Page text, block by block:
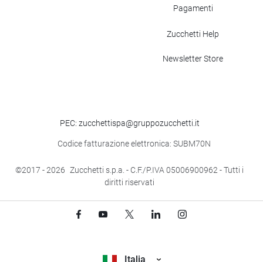
Pagamenti
Zucchetti Help
Newsletter Store
©2017- 2026 Zucchetti s.p.a. - C.F./P.IVA 05006900962 - Tutti i
diritti riservati
PEC: zucchettispa@gruppozucchetti.it
Codice fatturazione elettronica: SUBM70N
Italia